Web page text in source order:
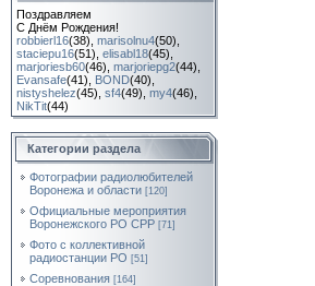
Поздравляем
С Днём Рождения!
robbierl16(38) marisolnu4(50)
staciepu16(51) elisabl18(45)
marjoriesb60(46) marjoriepg2(44)
Evansafe(41) BOND(40)
nistyshelez(45) sf4(49) my4(46)
NikTit(44)
Категории раздела
Фотографии радиолюбителей
Воронежа и области [120]
Официальные мероприятия
Воронежского РО СРР [71]
Фото с коллективной
радиостанции РО [51]
Соревнования [164]